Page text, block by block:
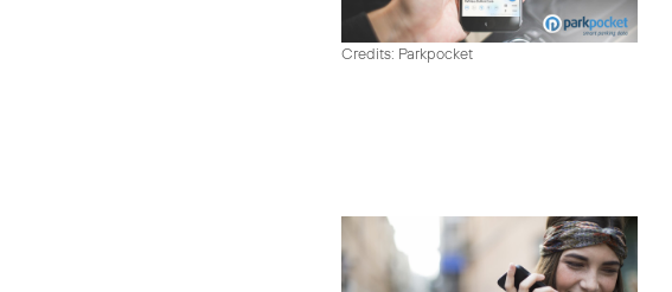
Credits: Parkpocket